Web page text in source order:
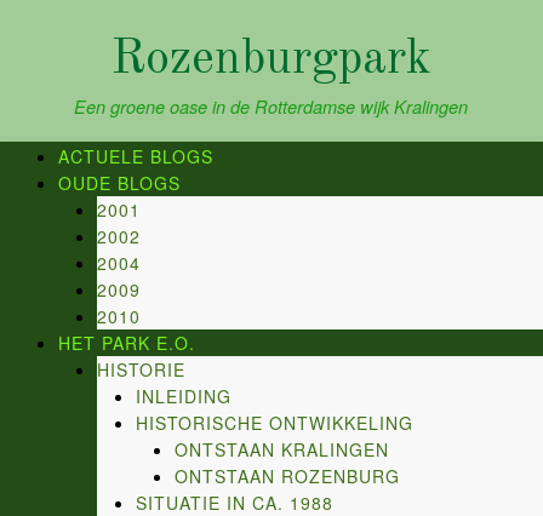
Rozenburgpark
Een groene oase in de Rotterdamse wijk Kralingen
ACTUELE BLOGS
OUDE BLOGS
2001
2002
2004
2009
2010
HET PARK E.O.
HISTORIE
INLEIDING
HISTORISCHE ONTWIKKELING
ONTSTAAN KRALINGEN
ONTSTAAN ROZENBURG
SITUATIE IN CA. 1988